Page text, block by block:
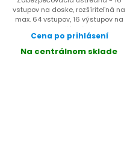
vstupov na doske, rozšíriteľná na
max. 64 vstupov, 16 výstupov na
doske, rozšíriteľná na...
Cena po prihlásení
Na centrálnom sklade